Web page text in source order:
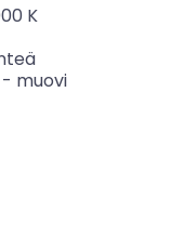
K
muovi